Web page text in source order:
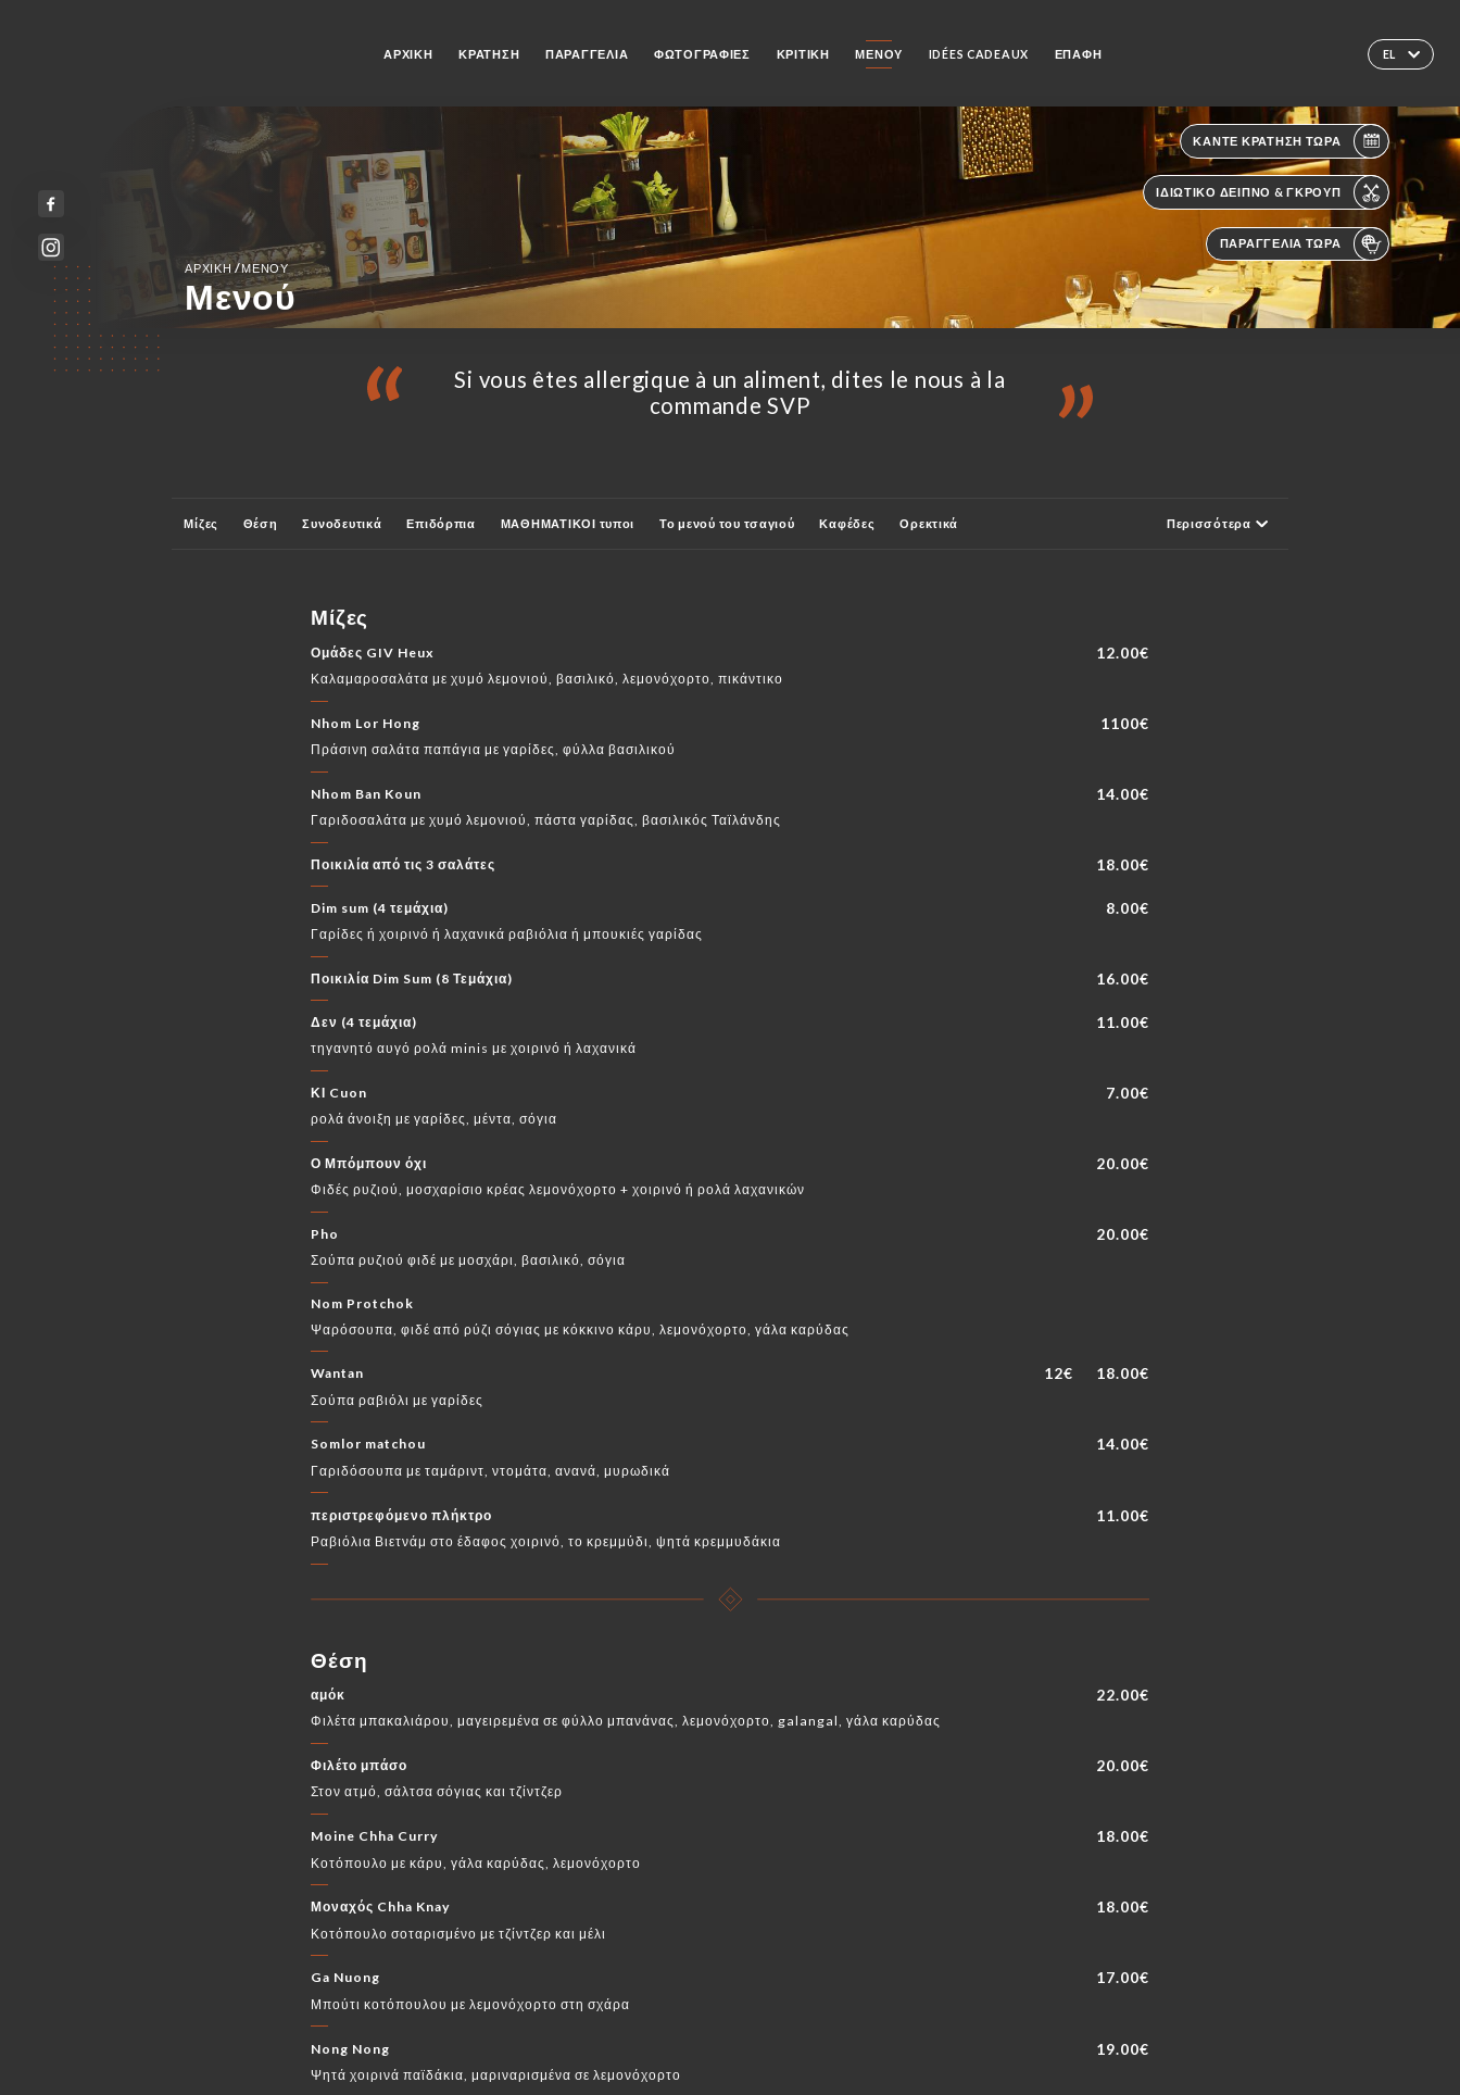
EL
ΑΡΧΙΚΉ ΚΡΆΤΗΣΗ ΠΑΡΑΓΓΕΛΊΑ ΦΩΤΟΓΡΑΦΊΕΣ ΚΡΙΤΙΚΉ ΜΕΝΟΎ IDÉES CADEAUX ΕΠΑΦΉ
ΚΆΝΤΕ ΚΡΆΤΗΣΗ ΤΏΡΑ
ΙΔΙΩΤΙΚΌ ΔΕΊΠΝΟ & ΓΚΡΟΥΠ
ΠΑΡΑΓΓΕΛΊΑ ΤΏΡΑ
ΑΡΧΙΚΉ/ΜΕΝΟΎ
Μενού
Si vous êtes allergique à un aliment, dites le nous à la
commande SVP
Μίζες Θέση Συνοδευτικά Επιδόρπια ΜΑΘΗΜΑΤΙΚΟΙ τυποι Το μενού του τσαγιού Καφέδες Ορεκτικά Περισσότερα
Μίζες
Ομάδες GIV Heux 12.00€
Καλαμαροσαλάτα με χυμό λεμονιού, βασιλικό, λεμονόχορτο, πικάντικο
Nhom Lor Hong 1100€
Πράσινη σαλάτα παπάγια με γαρίδες, φύλλα βασιλικού
Nhom Ban Koun 14.00€
Γαριδοσαλάτα με χυμό λεμονιού, πάστα γαρίδας, βασιλικός Ταϊλάνδης
Ποικιλία από τις 3 σαλάτες 18.00€
Dim sum (4 τεμάχια) 8.00€
Γαρίδες ή χοιρινό ή λαχανικά ραβιόλια ή μπουκιές γαρίδας
Ποικιλία Dim Sum (8 Τεμάχια) 16.00€
Δεν (4 τεμάχια) 11.00€
τηγανητό αυγό ρολά minis με χοιρινό ή λαχανικά
ΚΙ Cuon 7.00€
ρολά άνοιξη με γαρίδες, μέντα, σόγια
Ο Μπόμπουν όχι 20.00€
Φιδές ρυζιού, μοσχαρίσιο κρέας λεμονόχορτο + χοιρινό ή ρολά λαχανικών
Pho 20.00€
Σούπα ρυζιού φιδέ με μοσχάρι, βασιλικό, σόγια
Nom Protchok
Ψαρόσουπα, φιδέ από ρύζι σόγιας με κόκκινο κάρυ, λεμονόχορτο, γάλα καρύδας
Wantan 12€ 18.00€
Σούπα ραβιόλι με γαρίδες
Somlor matchou 14.00€
Γαριδόσουπα με ταμάριντ, ντομάτα, ανανά, μυρωδικά
περιστρεφόμενο πλήκτρο 11.00€
Ραβιόλια Βιετνάμ στο έδαφος χοιρινό, το κρεμμύδι, ψητά κρεμμυδάκια
Θέση
αμόκ 22.00€
Φιλέτα μπακαλιάρου, μαγειρεμένα σε φύλλο μπανάνας, λεμονόχορτο, galangal, γάλα καρύδας
Φιλέτο μπάσο 20.00€
Στον ατμό, σάλτσα σόγιας και τζίντζερ
Moine Chha Curry 18.00€
Κοτόπουλο με κάρυ, γάλα καρύδας, λεμονόχορτο
Μοναχός Chha Knay 18.00€
Κοτόπουλο σοταρισμένο με τζίντζερ και μέλι
Ga Nuong 17.00€
Μπούτι κοτόπουλου με λεμονόχορτο στη σχάρα
Nong Nong 19.00€
Ψητά χοιρινά παϊδάκια, μαριναρισμένα σε λεμονόχορτο